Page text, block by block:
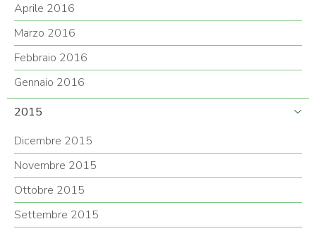
Aprile 2016
Marzo 2016
Febbraio 2016
Gennaio 2016
2015
Dicembre 2015
Novembre 2015
Ottobre 2015
Settembre 2015